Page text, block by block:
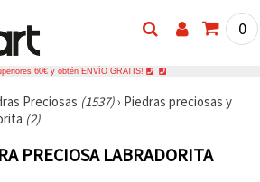
0
60€ y obtén ENVÍO GRATIS!
Preciosas (1537)› Piedras preciosas y
(2)
PRECIOSA LABRADORITA